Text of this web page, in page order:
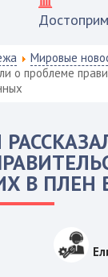
Мировые
о проблеме
В ПЛЕН